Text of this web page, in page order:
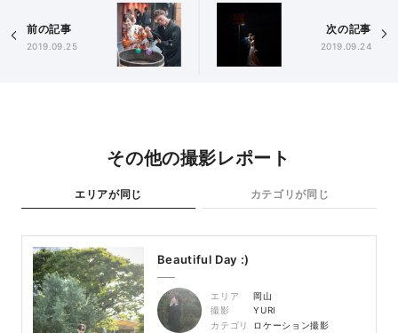
前の記事
2019.09.25
次の記事
2019.09.24
その他の撮影レポート
エリアが同じ カテゴリが同じ
Beautiful Day :)
エリア
岡山
撮影
YURI
カテゴリ
ロケーション撮影